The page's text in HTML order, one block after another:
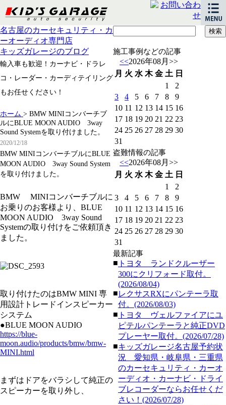
名古屋のカーセキュリティ・カ
ーオーディオ専門店
キッズガレージのブログ
輸入車も歓迎！カーナビ・ドラレ
コ・レーダー・カーディテイリング
もお任せください！
ホーム > BMW MINIコンバーチブ
ルにBLUE MOON AUDIO 3way
Sound Systemを取り付けました。
2020/12/18
BMW MINIコンバーチブルにBLUE
MOON AUDIO 3way Sound System
を取り付けました。
BMW MINIコンバーチブルに
お乗りのお客様より、BLUE
MOON AUDIO 3way Sound
Systemの取り付けをご依頼頂き
ました。
取り付けたのはBMW MINI 専
用設計トレードインスピーカー
システム
●BLUE MOON AUDIO
https://blue-
moon.audio/products/bmw/bmw-
MINI.html
まずはドアをバラシして純正の
スピーカーを取り外し、
施工事例などの記事
<<2026年08月 >>
月 火 水 木 金 土 日
1
2
3
4 5 6 7 8
9
10 11 12 13 14 15 16
17 18 19 20 21 22 23
24 25 26 27 28 29 30
31
盗難情報の記事
<<2026年08月 >>
月 火 水 木 金 土 日
1
2
3
4 5 6 7 8
9
10 11 12 13 14 15 16
17 18 19 20 21 22 23
24 25 26 27 28 29 30
31
最新記事
■ トヨタ ランドクルーザー
300にクリフォード取付。
(2026/08/04)
■レクサスRXにパンテーラ取
付。(2026/08/03)
■ トヨタ ヴェルファイアにユ
ピテルパンテーラと純正DVD
プレーヤー取付。(2026/07/28)
■キッズガレージ名古屋予約状
況 愛知県・岐阜県・三重県
のカーセキュリティ・カーオ
ーディオ・カーナビ・ドライ
ブレコーダーならお任せくだ
さい！(2026/07/28)